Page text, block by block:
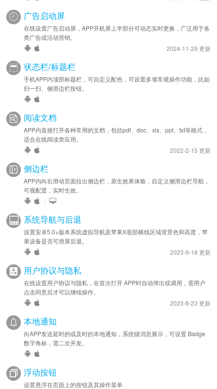
广告启动屏
在线设置广告启动屏，APP开机屏上半部分可动态实时更换，广泛用于各
类广告或活动营销。
2024-11-29 更新
状态栏/标题栏
手机APP内顶部标题栏，可自定义配色，可设置多项常规操作功能，比如
扫一扫、侧滑边栏按钮。
阅读文档
APP内直接打开各种常用的文档，包括pdf、doc、xls、ppt、txt等格式，
适合在线阅读类应用。
2022-2-15 更新
侧边栏
APP内向右滑动页面拉出侧边栏，原生效果体验，自定义侧滑边栏导航，
可视配置，实时生效。
|
系统导航与后退
设置安卓5.0+版本系统虚拟导航及苹果X底部横线区域背景色和高度，苹
果设备是否可滑屏后退。
2023-9-18 更新
用户协议与隐私
在线设置用户协议与隐私，在首次打开 APP时自动弹出或调用，需用户
点击同意后才可以继续操作。
2023-8-23 更新
本地通知
向APP发送延时的或及时的本地通知，系统级消息展示，可设置 Badge
数字角标，需二次开发。
浮动按钮
设置悬浮在页面上的按钮及其操作菜单